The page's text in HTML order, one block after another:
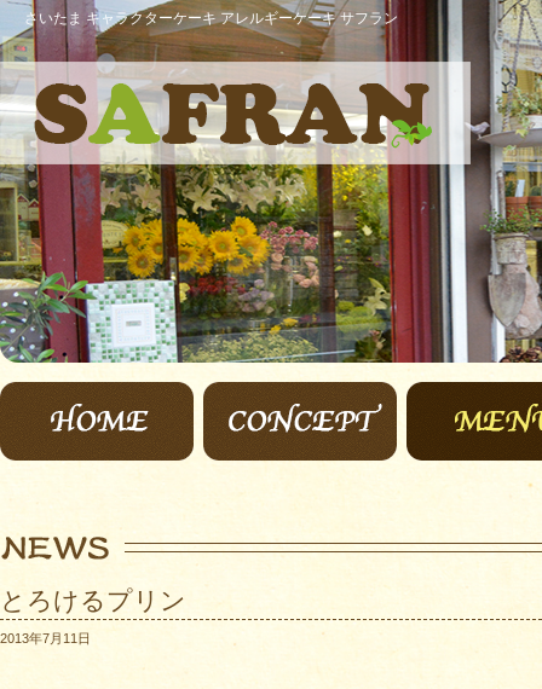
さいたま キャラクターケーキ アレルギーケーキ サフラン
とろけるプリン
2013年7月11日